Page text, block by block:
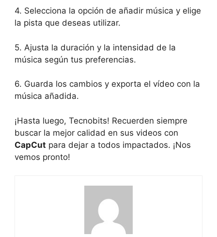
4. Selecciona la ‌opción de añadir música ‌y ⁢elige
la pista que deseas utilizar.
5. Ajusta la duración y la intensidad de la
música según tus preferencias.
6. Guarda los cambios y exporta el vídeo ⁤con la‍
música ⁤añadida.
¡Hasta luego, Tecnobits! Recuerden siempre​
buscar la mejor calidad‍ en⁣ sus videos con⁣
CapCut para dejar​ a todos impactados. ¡Nos
‌vemos pronto!